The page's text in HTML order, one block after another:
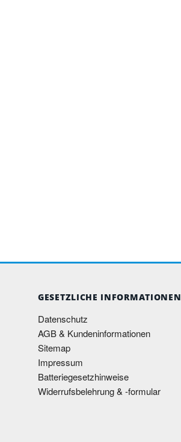
GESETZLICHE INFORMATIONEN
Datenschutz
AGB & Kundeninformationen
Sitemap
Impressum
Batteriegesetzhinweise
Widerrufsbelehrung & -formular